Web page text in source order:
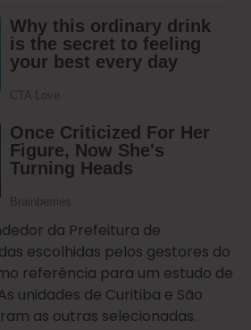
da Prefeitura de
escolhidas pelos gestores do
referência para um estudo de
unidades de Curitiba e São
as outras selecionadas.